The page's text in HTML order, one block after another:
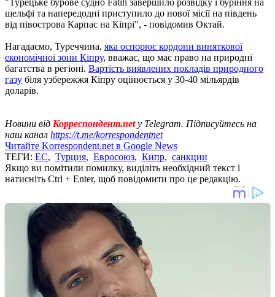
шельфі та напередодні приступило до нової місії на південь
від півострова Карпас на Кіпрі", - повідомив Октай.
Нагадаємо, Туреччина, яка оспорює кордони виняткової
економічної зони Кіпру, вважає, що має право на природні
багатства в регіоні. Вартість виявлених покладів природного
газу біля узбережжя Кіпру оцінюється у 30-40 мільярдів
доларів.
Новини від Корреспондент.netу Telegram. Підписуйтесь на
наш канал https://t.me/korrespondentnet
Читайте Korrespondent.net в Google News
ТЕГИ: ЕС, Турция, Евросоюз, Кипр, санкции
Якщо ви помітили помилку, виділіть необхідний текст і
натисніть Ctrl + Enter, щоб повідомити про це редакцію.